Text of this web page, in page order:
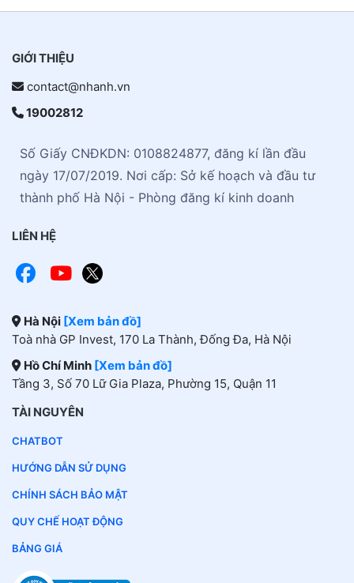
GIỚI THIỆU
contact@nhanh.vn
19002812
Số Giấy CNĐKDN: 0108824877, đăng kí lần đầu
ngày 17/07/2019. Nơi cấp: Sở kế hoạch và đầu tư
thành phố Hà Nội - Phòng đăng kí kinh doanh
LIÊN HỆ
Hà Nội [Xem bản đồ]
Toà nhà GP Invest, 170 La Thành, Đống Đa, Hà Nội
Hồ Chí Minh [Xem bản đồ]
Tầng 3, Số 70 Lữ Gia Plaza, Phường 15, Quận 11
TÀI NGUYÊN
CHATBOT
HƯỚNG DẪN SỬ DỤNG
CHÍNH SÁCH BẢO MẬT
QUY CHẾ HOẠT ĐỘNG
BẢNG GIÁ